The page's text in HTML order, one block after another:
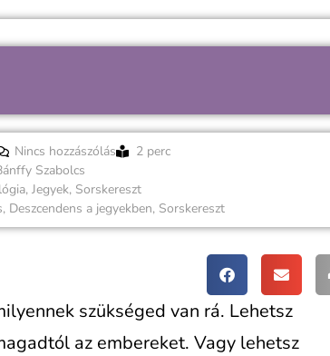
Nincs hozzászólás
2 perc
Szabolcs
, Jegyek, Sorskereszt
, Deszcendens a jegyekben, Sorskereszt
szükséged van rá. Lehetsz
az embereket. Vagy lehetsz